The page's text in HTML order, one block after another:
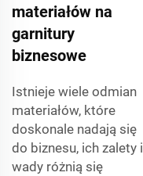
materiałów na
garnitury
biznesowe
Istnieje wiele odmian
materiałów, które
doskonale nadają się
do biznesu, ich zalety i
wady różnią się